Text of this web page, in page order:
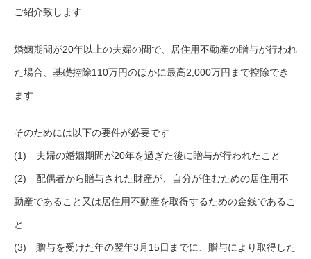
ご紹介致します
婚姻期間が20年以上の夫婦の間で、居住用不動産の贈与が行われ
た場合、基礎控除110万円のほかに最高2,000万円まで控除でき
ます
そのためには以下の要件が必要です
(1) 夫婦の婚姻期間が20年を過ぎた後に贈与が行われたこと
(2) 配偶者から贈与された財産が、自分が住むための居住用不
動産であること又は居住用不動産を取得するための金銭であるこ
と
(3) 贈与を受けた年の翌年3月15日までに、贈与により取得した